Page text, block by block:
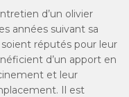
d’un olivier
années suivant sa
réputés pour leur
d’un apport en
et leur
Il est